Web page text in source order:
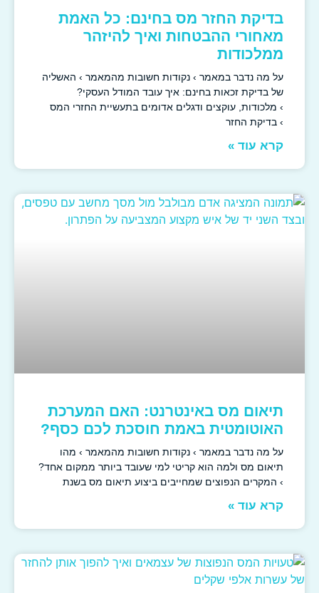
בדיקת החזר מס בחינם: כל האמת
מאחורי ההבטחות ואיך להיזהר
ממלכודות
על מה נדבר במאמר › נקודות חשובות מהמאמר › האשליה
של בדיקת זכאות בחינם: איך עובד המודל העסקי?
› מלכודות, עוקצים ודגלים אדומים בתעשיית החזרי המס
› בדיקת החזר
קרא עוד »
תיאום מס באינטרנט: האם המערכת
האוטומטית באמת חוסכת לכם כסף?
על מה נדבר במאמר › נקודות חשובות מהמאמר › מהו
תיאום מס ולמה הוא קריטי למי שעובד ביותר ממקום אחד?
› המקרים הנפוצים שמחייבים ביצוע תיאום מס בשנת
קרא עוד »